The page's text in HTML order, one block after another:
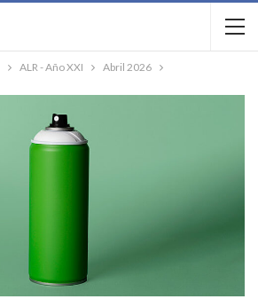
ALR - Año XXI Abril 2026